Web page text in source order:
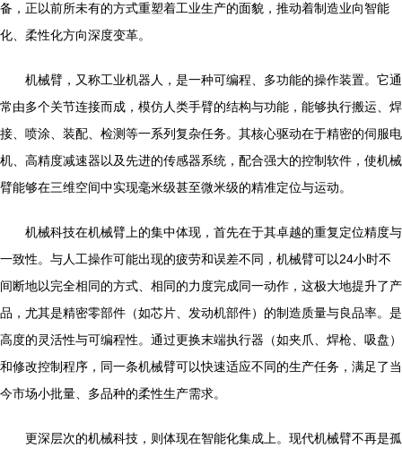
备，正以前所未有的方式重塑着工业生产的面貌，推动着制造业向智能
化、柔性化方向深度变革。
机械臂，又称工业机器人，是一种可编程、多功能的操作装置。它通
常由多个关节连接而成，模仿人类手臂的结构与功能，能够执行搬运、焊
接、喷涂、装配、检测等一系列复杂任务。其核心驱动在于精密的伺服电
机、高精度减速器以及先进的传感器系统，配合强大的控制软件，使机械
臂能够在三维空间中实现毫米级甚至微米级的精准定位与运动。
机械科技在机械臂上的集中体现，首先在于其卓越的重复定位精度与
一致性。与人工操作可能出现的疲劳和误差不同，机械臂可以24小时不
间断地以完全相同的方式、相同的力度完成同一动作，这极大地提升了产
品，尤其是精密零部件（如芯片、发动机部件）的制造质量与良品率。是
高度的灵活性与可编程性。通过更换末端执行器（如夹爪、焊枪、吸盘）
和修改控制程序，同一条机械臂可以快速适应不同的生产任务，满足了当
今市场小批量、多品种的柔性生产需求。
更深层次的机械科技，则体现在智能化集成上。现代机械臂不再是孤